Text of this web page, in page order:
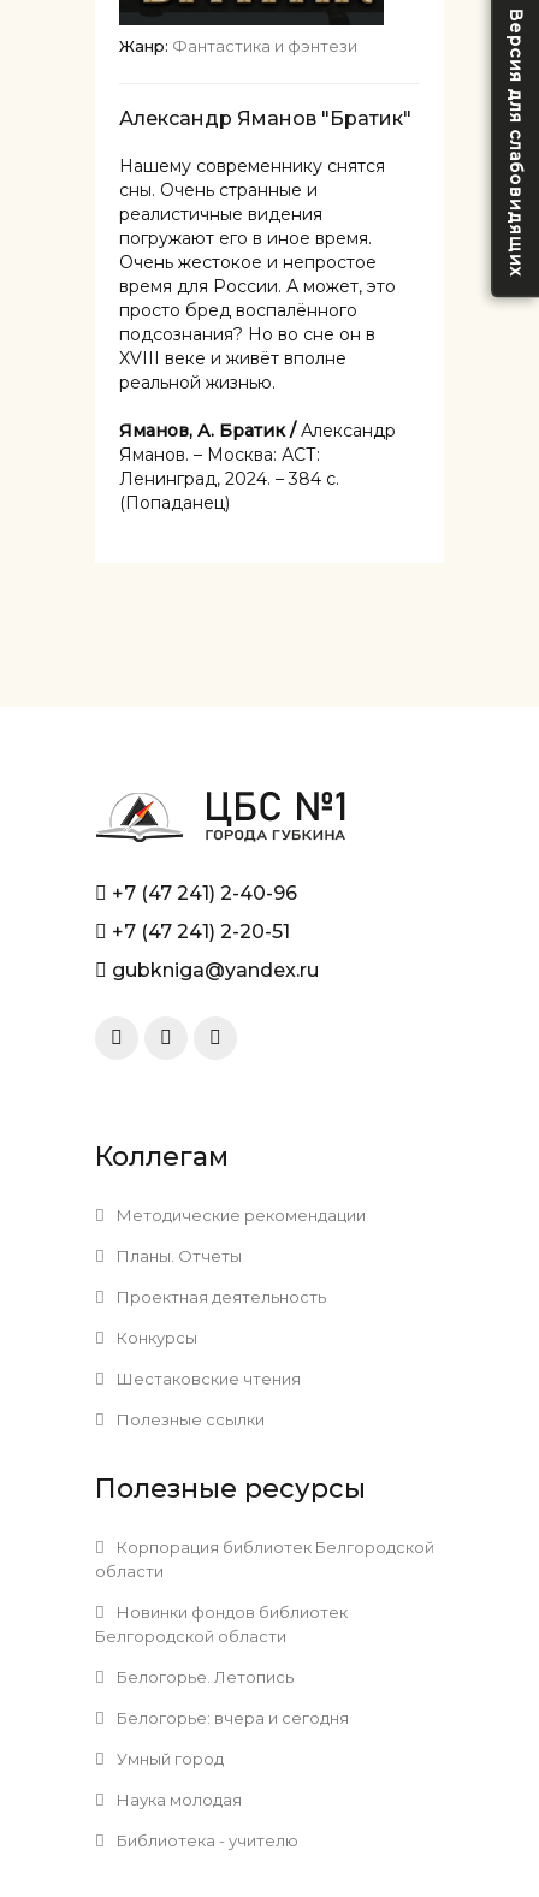
Версия для слабовидящих
Жанр: Фантастика и фэнтези
Александр Яманов "Братик"
Нашему современнику снятся
сны. Очень странные и
реалистичные видения
погружают его в иное время.
Очень жестокое и непростое
время для России. А может, это
просто бред воспалённого
подсознания? Но во сне он в
XVIII веке и живёт вполне
реальной жизнью.
Яманов, А. Братик /Александр
Яманов. – Москва: АСТ:
Ленинград, 2024. – 384 с.
(Попаданец)
+7 (47 241) 2-40-96
+7 (47 241) 2-20-51
gubkniga@yandex.ru
Коллегам
Методические рекомендации
Планы. Отчеты
Проектная деятельность
Конкурсы
Шестаковские чтения
Полезные ссылки
Полезные ресурсы
Корпорация библиотек Белгородской
области
Новинки фондов библиотек
Белгородской области
Белогорье. Летопись
Белогорье: вчера и сегодня
Умный город
Наука молодая
Библиотека - учителю